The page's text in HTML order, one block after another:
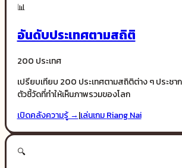
📊
อันดับประเทศตามสถิติ
200 ประเทศ
เปรียบเทียบ 200 ประเทศตามสถิติต่าง ๆ ประชา
ตัวชี้วัดที่ทำให้เห็นภาพรวมของโลก
เปิดคลังความรู้ →|เล่นเกมRiang Nai
🔍